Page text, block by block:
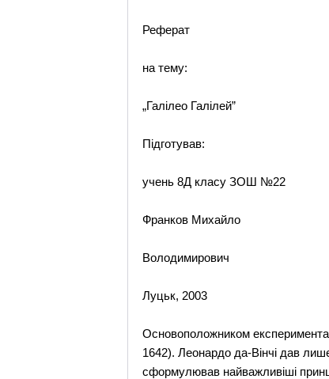
Реферат
на тему:
„Галілео Галілей”
Підготував:
учень 8Д класу ЗОШ №22
Франков Михайло
Володимирович
Луцьк, 2003
Основоположником
1642). Леонардо да-Вінчі дав
сформулював найважливіші